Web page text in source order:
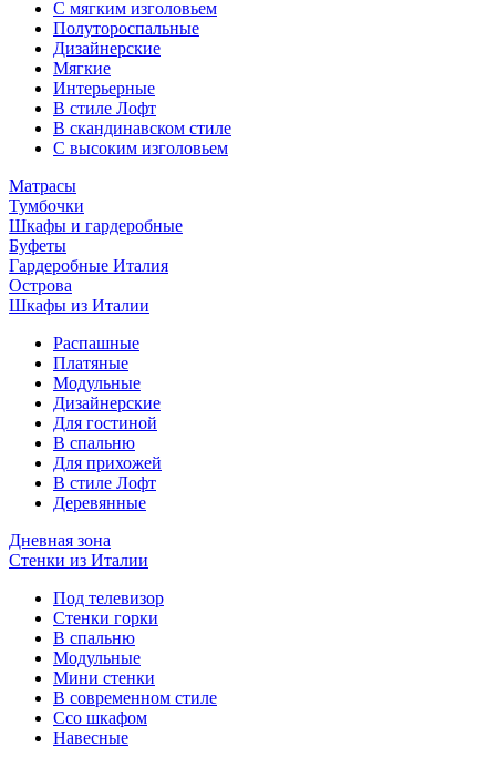
С мягким изголовьем
Полутороспальные
Дизайнерские
Мягкие
Интерьерные
В стиле Лофт
В скандинавском стиле
С высоким изголовьем
Матрасы
Тумбочки
Шкафы и гардеробные
Буфеты
Гардеробные Италия
Острова
Шкафы из Италии
Распашные
Платяные
Модульные
Дизайнерские
Для гостиной
В спальню
Для прихожей
В стиле Лофт
Деревянные
Дневная зона
Стенки из Италии
Под телевизор
Стенки горки
В спальню
Модульные
Мини стенки
В современном стиле
Ссо шкафом
Навесные